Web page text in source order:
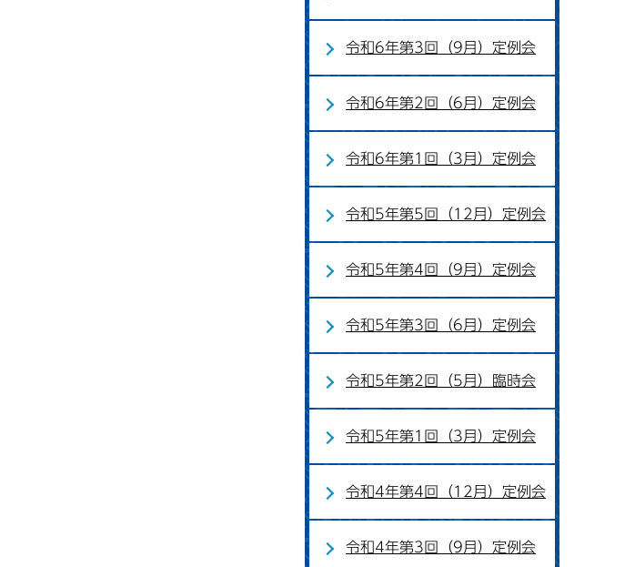
令和6年第3回（9月）定例会
令和6年第2回（6月）定例会
令和6年第1回（3月）定例会
令和5年第5回（12月）定例会
令和5年第4回（9月）定例会
令和5年第3回（6月）定例会
令和5年第2回（5月）臨時会
令和5年第1回（3月）定例会
令和4年第4回（12月）定例会
令和4年第3回（9月）定例会